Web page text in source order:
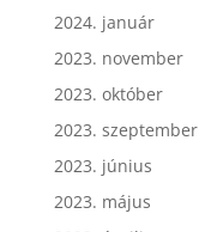
2024. január
2023. november
2023. október
2023. szeptember
2023. június
2023. május